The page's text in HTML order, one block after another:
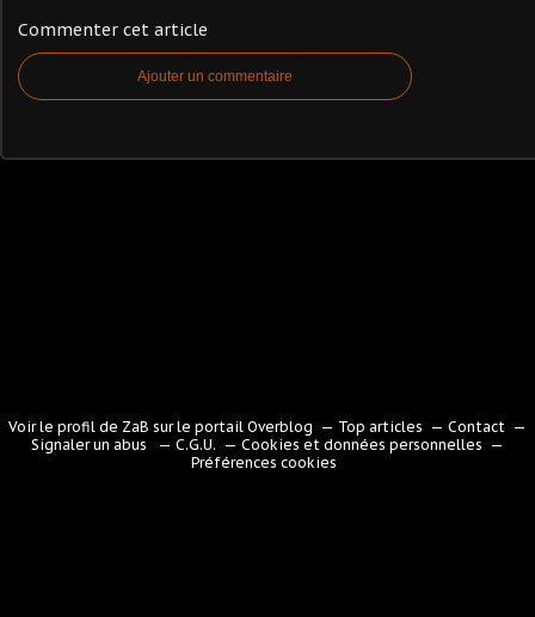
Commenter cet article
Ajouter un commentaire
Voir le profil de ZaB sur le portail Overblog Top articles
Contact
Signaler un abus
C.G.U.
Cookies et données personnelles
Préférences cookies